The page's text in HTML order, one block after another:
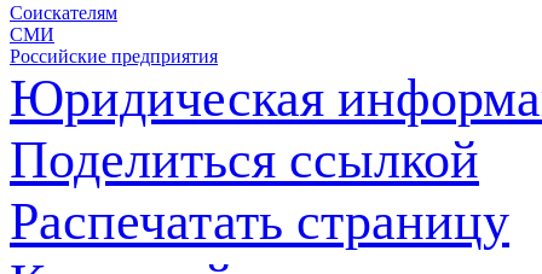
Соискателям
СМИ
Российские предприятия
Юридическая
Поделиться ссылкой
Распечатать страницу